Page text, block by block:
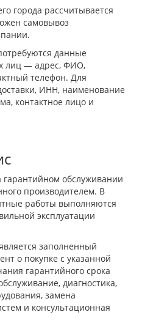
города рассчитывается
самовывоз
данные
лиц — адрес, ФИО,
телефон. Для
ИНН, наименование
контактное лицо и
обслуживании
производителем. В
работы выполняются
эксплуатации
заполненный
о покупке с указанной
гарантийного срока
диагностика,
замена
и консультационная